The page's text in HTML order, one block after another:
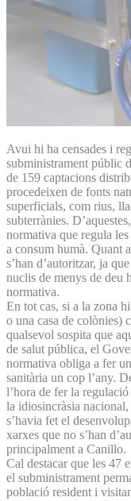
Avui hi ha censades i
subministrament públic
de 159 captacions
procedeixen de fonts
superficials, com rius,
subterrànies.
normativa que regula les
a consum humà. Quant
s’han d’autoritzar, ja
nuclis de menys de deu
normativa.
En tot cas, si a la zona
o una casa de colònies)
qualsevol sospita que
de salut pública, el
normativa obliga a fer
sanitària un cop l’any.
l’hora de fer la
la idiosincràsia
s’havia fet el
xarxes que no s’han
principalment a Canillo.
Cal destacar que les 47
el subministrament
població resident i